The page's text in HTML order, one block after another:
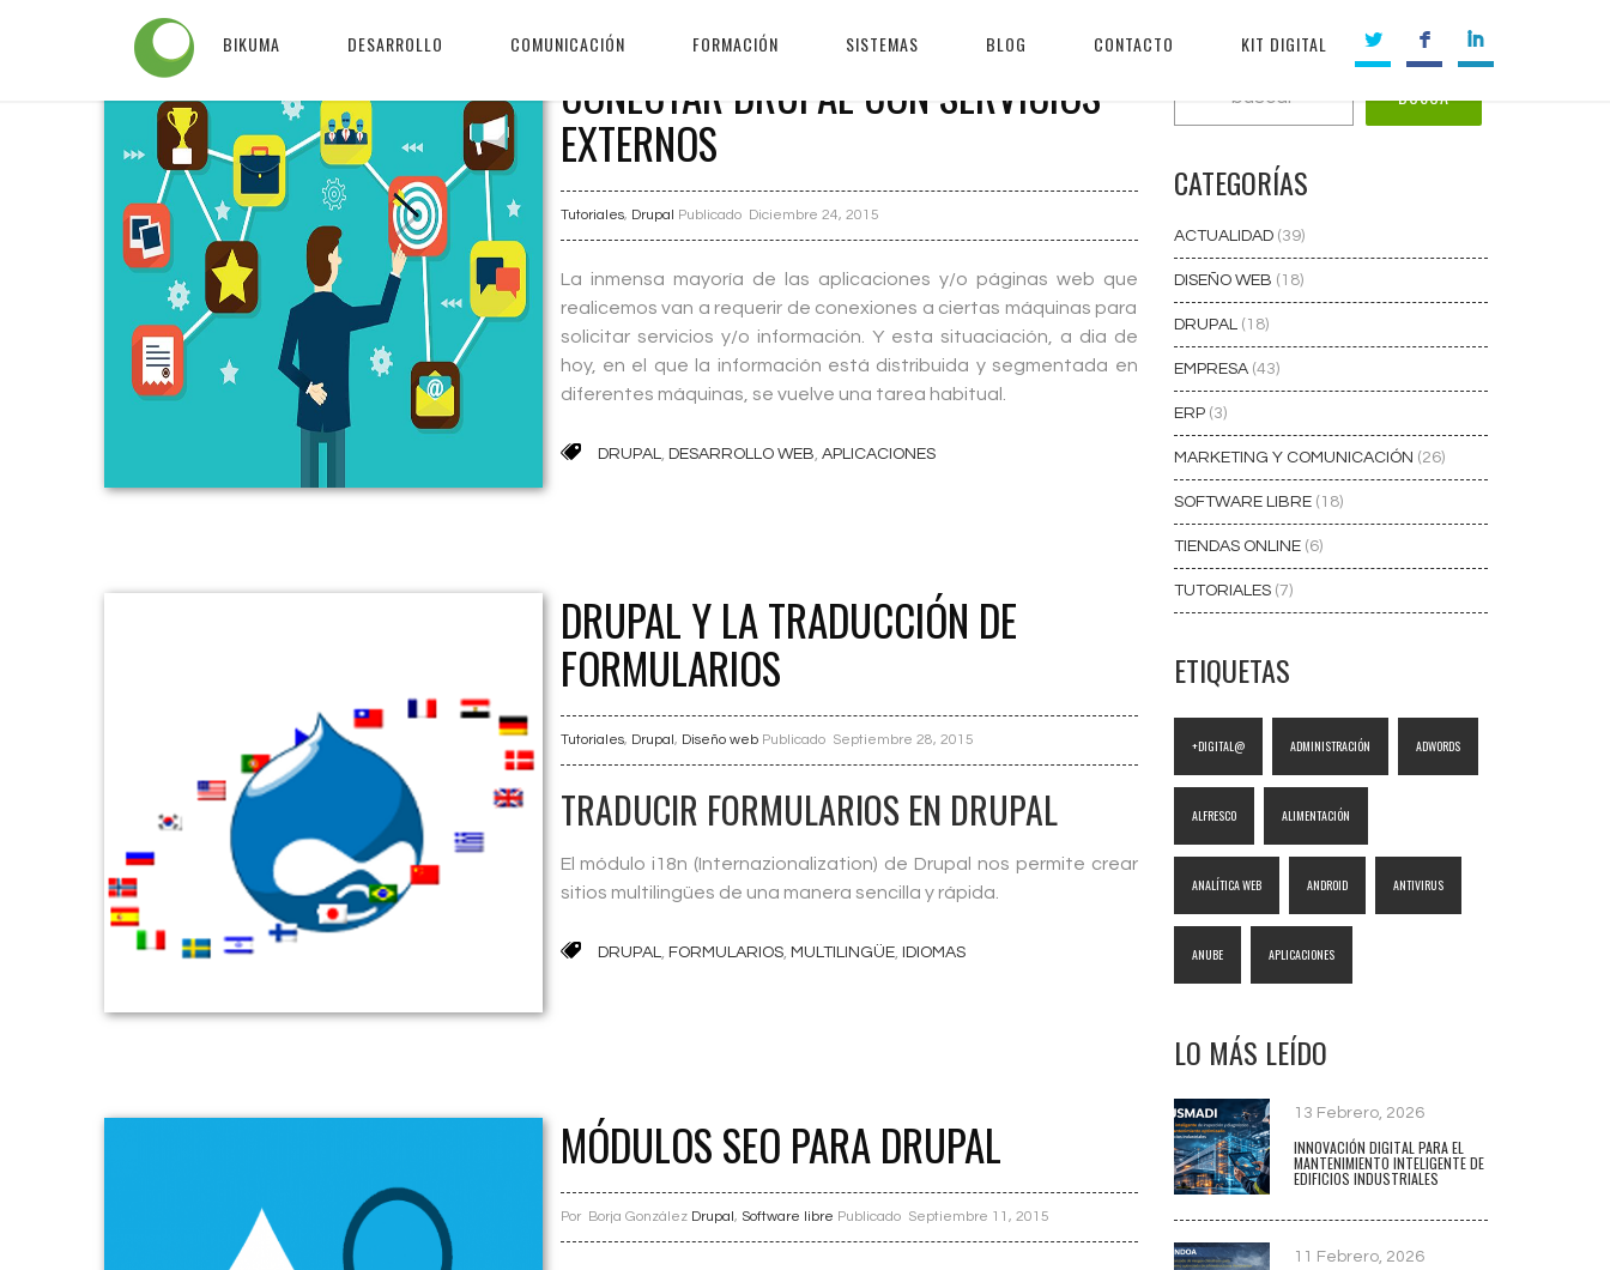
BIKUMA DESARROLLO COMUNICACIÓN FORMACIÓN SISTEMAS BLOG CONTACTO KIT DIGITAL
CONECTAR DRUPAL CON SERVICIOS
EXTERNOS
Tutoriales, Drupal Publicado Diciembre 24, 2015
La inmensa mayoría de las aplicaciones y/o páginas web que
realicemos van a requerir de conexiones a ciertas máquinas para
solicitar servicios y/o información. Y esta situaciación, a dia de
hoy, en el que la información está distribuida y segmentada en
diferentes máquinas, se vuelve una tarea habitual.
DRUPAL, DESARROLLO WEB, APLICACIONES
DRUPAL Y LA TRADUCCIÓN DE
FORMULARIOS
Tutoriales, Drupal, Diseño web Publicado Septiembre 28, 2015
TRADUCIR FORMULARIOS EN DRUPAL
El módulo i18n (Internazionalization) de Drupal nos permite crear
sitios multilingües de una manera sencilla y rápida.
DRUPAL, FORMULARIOS, MULTILINGÜE, IDIOMAS
MÓDULOS SEO PARA DRUPAL
Por Borja González Drupal, Software libre Publicado Septiembre 11, 2015
CATEGORÍAS
ACTUALIDAD (39)
DISEÑO WEB (18)
DRUPAL (18)
EMPRESA (43)
ERP (3)
MARKETING Y COMUNICACIÓN (26)
SOFTWARE LIBRE (18)
TIENDAS ONLINE (6)
TUTORIALES (7)
ETIQUETAS
+DIGITAL@ ADMINISTRACIÓN ADWORDS
ALFRESCO ALIMENTACIÓN
ANALÍTICA WEB ANDROID ANTIVIRUS
ANUBE APLICACIONES
LO MÁS LEÍDO
13 Febrero, 2026
INNOVACIÓN DIGITAL PARA EL
MANTENIMIENTO INTELIGENTE DE
EDIFICIOS INDUSTRIALES
11 Febrero, 2026